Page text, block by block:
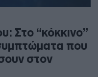
Στο “κόκκινο”
που
στον